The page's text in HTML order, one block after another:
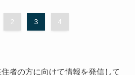
2 3 4
者の方に向けて情報を発信して